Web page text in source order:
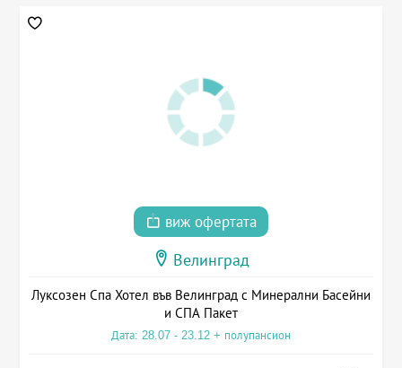
виж офертата
Велинград
Луксозен Спа Хотел във Велинград с Минерални Басейни
и СПА Пакет
Дата: 28.07 - 23.12 + полупансион